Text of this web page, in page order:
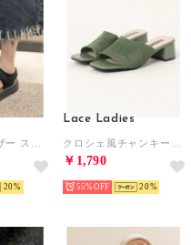
20
Lace Ladies
￥1,790
55% 20